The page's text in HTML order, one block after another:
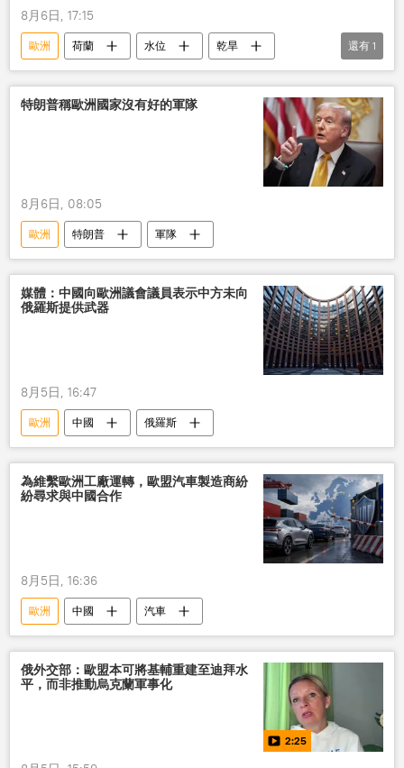
8月6日, 17:15
歐洲 荷蘭 水位
乾旱
能源
還有 1
特朗普稱歐洲國家沒有好的軍隊
8月6日, 08:05
歐洲 特朗普 軍隊
媒體：中國向歐洲議會議員表示中方未向
俄羅斯提供武器
8月5日, 16:47
歐洲 中國 俄羅斯
為維繫歐洲工廠運轉，歐盟汽車製造商紛
紛尋求與中國合作
8月5日, 16:36
歐洲 中國 汽車
俄外交部：歐盟本可將基輔重建至迪拜水
平，而非推動烏克蘭軍事化
2:25